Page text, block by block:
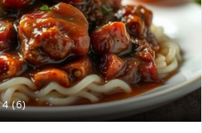
4 (6)